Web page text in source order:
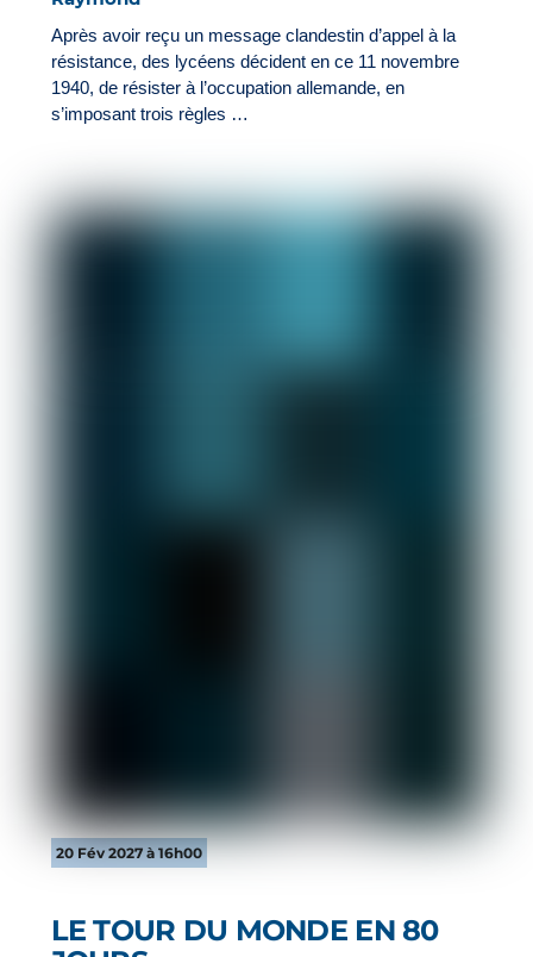
Après avoir reçu un message clandestin d’appel à la
résistance, des lycéens décident en ce 11 novembre
1940, de résister à l’occupation allemande, en
s’imposant trois règles …
20 Fév 2027 à 16h00
LE TOUR DU MONDE EN 80